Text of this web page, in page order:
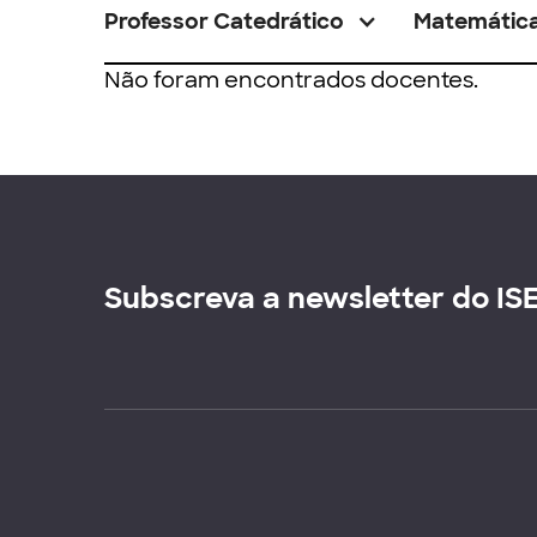
Professor Catedrático
Não foram encontrados docentes.
Subscreva a newsletter do